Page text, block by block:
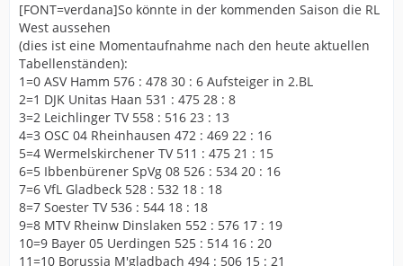
[FONT=verdana]So könnte in der kommenden Saison die RL
West aussehen
(dies ist eine Momentaufnahme nach den heute aktuellen
Tabellenständen):
1=0 ASV Hamm 576 : 478 30 : 6 Aufsteiger in 2.BL
2=1 DJK Unitas Haan 531 : 475 28 : 8
3=2 Leichlinger TV 558 : 516 23 : 13
4=3 OSC 04 Rheinhausen 472 : 469 22 : 16
5=4 Wermelskirchener TV 511 : 475 21 : 15
6=5 Ibbenbürener SpVg 08 526 : 534 20 : 16
7=6 VfL Gladbeck 528 : 532 18 : 18
8=7 Soester TV 536 : 544 18 : 18
9=8 MTV Rheinw Dinslaken 552 : 576 17 : 19
10=9 Bayer 05 Uerdingen 525 : 514 16 : 20
11=10 Borussia M'gladbach 494 : 506 15 : 21